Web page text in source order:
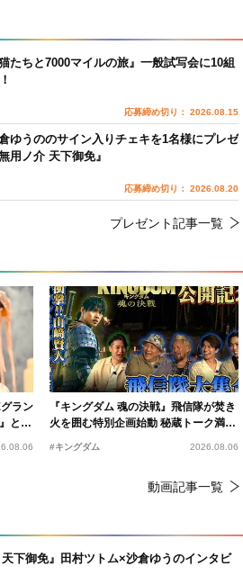
ラン
と同
『キングダム 魂の決戦』飛信隊が焚き
火を囲む特別企画始動 秘蔵トーク満載
の“キングダムキャンプ”開催
#キングダム 2026.08.06
動画記事一覧
天下御免』田村ツトム×沙倉ゆうのインタビ
たちと7000マイルの旅』一般試写会に10組
応募締め切り： 2026.08.15
ゆうののサイン入りチェキを1名様にプレゼ
用ノ介 天下御免』
応募締め切り： 2026.08.20
プレゼント記事一覧